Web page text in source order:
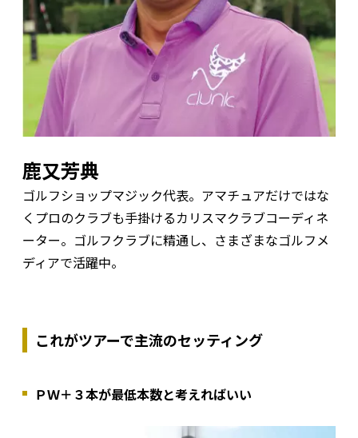
鹿又芳典
ゴルフショップマジック代表。アマチュアだけではな
くプロのクラブも手掛けるカリスマクラブコーディネ
ーター。ゴルフクラブに精通し、さまざまなゴルフメ
ディアで活躍中。
これがツアーで主流のセッティング
ＰＷ＋３本が最低本数と考えればいい